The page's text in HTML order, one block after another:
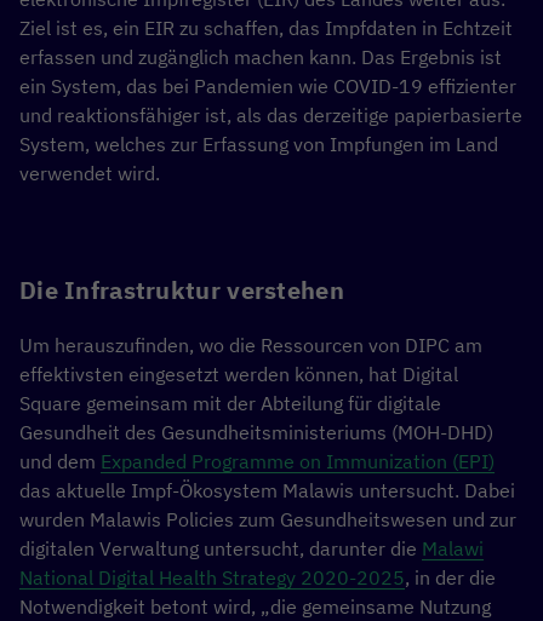
Ziel ist es, ein EIR zu schaffen, das Impfdaten in Echtzeit
erfassen und zugänglich machen kann. Das Ergebnis ist
ein System, das bei Pandemien wie COVID-19 effizienter
und reaktionsfähiger ist, als das derzeitige papierbasierte
System, welches zur Erfassung von Impfungen im Land
verwendet wird.
Die Infrastruktur verstehen
Um herauszufinden, wo die Ressourcen von DIPC am
effektivsten eingesetzt werden können, hat Digital
Square gemeinsam mit der Abteilung für digitale
Gesundheit des Gesundheitsministeriums (MOH-DHD)
und dem Expanded Programme on Immunization (EPI)
das aktuelle Impf-Ökosystem Malawis untersucht. Dabei
wurden Malawis Policies zum Gesundheitswesen und zur
digitalen Verwaltung untersucht, darunter die Malawi
National Digital Health Strategy 2020-2025, in der die
Notwendigkeit betont wird, „die gemeinsame Nutzung